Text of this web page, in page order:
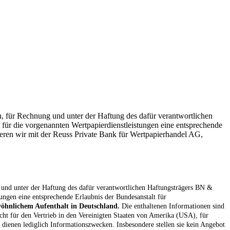
Rechnung und unter der Haftung des dafür verantwortlichen
die vorgenannten Wertpapierdienstleistungen eine entsprechende
wir mit der Reuss Private Bank für Wertpapierhandel AG,
unter der Haftung des dafür verantwortlichen Haftungsträgers BN &
eine entsprechende Erlaubnis der Bundesanstalt für
Aufenthalt in Deutschland. Die enthaltenen Informationen sind
für den Vertrieb in den Vereinigten Staaten von Amerika (USA), für
lediglich Informationszwecken. Insbesondere stellen sie kein Angebot